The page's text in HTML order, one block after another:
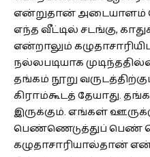
என்றுதான் அடையாளம்
எந்த வீட்டில் சடங்கு,
என்றாலும்
நல்லபடியாக
தங்கம் நூறு
கிராம்கூடத் தேயாது.
இருக்கும். எங்கள்
பெண்ணெடுத்துப் பெண்
கழுதாசாரியால்தான்